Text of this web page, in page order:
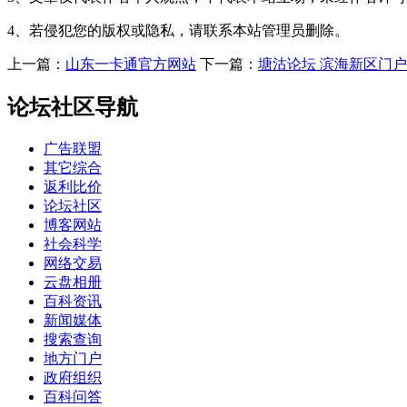
4、若侵犯您的版权或隐私，请联系本站管理员删除。
上一篇： 山东一卡通官方网站 下一篇： 塘沽论坛 滨海新区门
论坛社区导航
广告联盟
其它综合
返利比价
论坛社区
博客网站
社会科学
网络交易
云盘相册
百科资讯
新闻媒体
搜索查询
地方门户
政府组织
百科问答